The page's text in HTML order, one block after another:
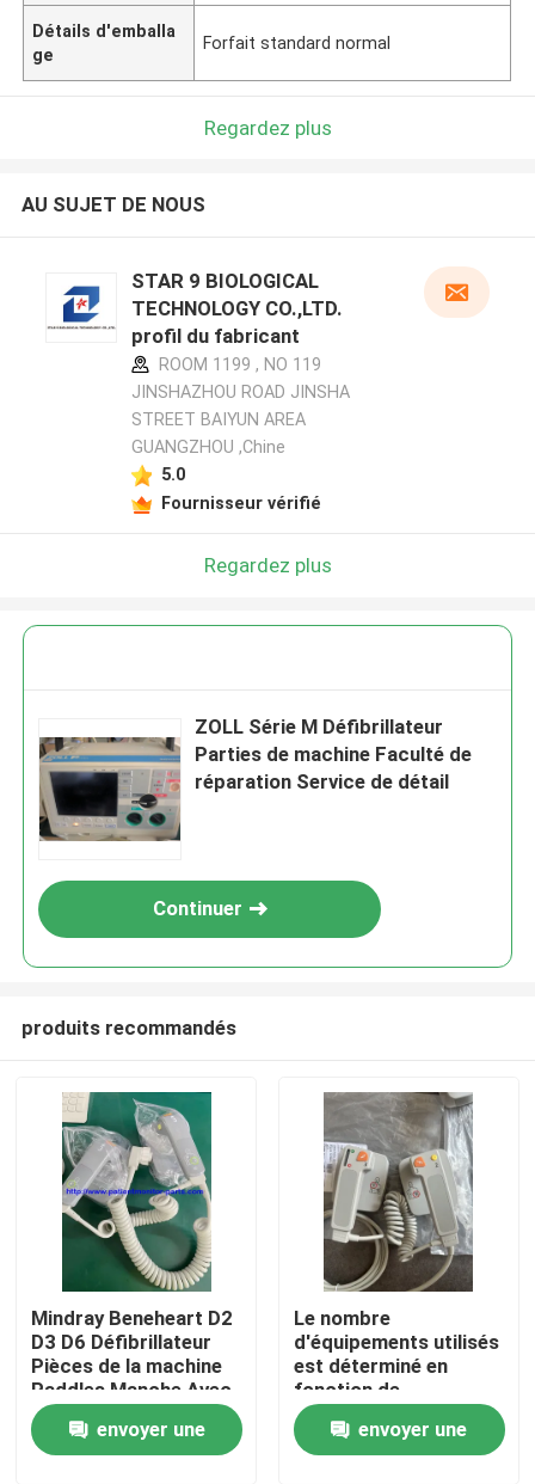
À la maison
Produits
Détails d'emballa
ge
Forfait standard normal
Regardez plus
AU SUJET DE NOUS
STAR 9 BIOLOGICAL
TECHNOLOGY CO.,LTD.
profil du fabricant
ROOM 1199 , NO 119
JINSHAZHOU ROAD JINSHA
STREET BAIYUN AREA
GUANGZHOU ,Chine
5.0
Fournisseur vérifié
Regardez plus
ZOLL Série M Défibrillateur
Parties de machine Faculté de
réparation Service de détail
Continuer
produits recommandés
Mindray Beneheart D2
D3 D6 Défibrillateur
Pièces de la machine
Paddles Manche Avec
3 mois de garantie
envoyer une
Le nombre
d'équipements utilisés
est déterminé en
fonction de
l'échantillon.
envoyer une